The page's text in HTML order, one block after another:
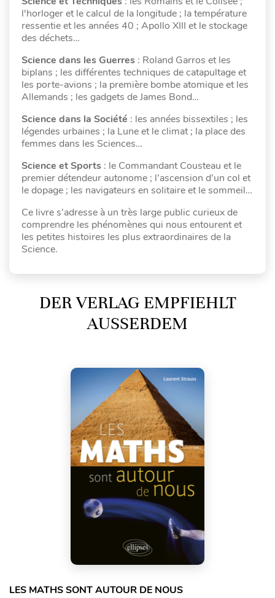
l'horloger et le calcul de la longitude ; la température
ressentie et les années 40 ; Apollo XIII et le stockage
des déchets…
Science dans les Guerres : Roland Garros et les
biplans ; les différentes techniques de catapultage et
les porte-avions ; la première bombe atomique et les
Allemands ; les gadgets de James Bond…
Science dans la Société : les années bissextiles ; les
légendes urbaines ; la Lune et le climat ; la place des
femmes dans les Sciences…
Science et Sports : le Commandant Cousteau et le
premier détendeur autonome ; l’ascension d’un col et
le dopage ; les navigateurs en solitaire et le sommeil…
Ce livre s’adresse à un très large public curieux de
comprendre les phénomènes qui nous entourent et
les petites histoires les plus extraordinaires de la
Science.
DER VERLAG EMPFIEHLT
AUSSERDEM
LES MATHS SONT AUTOUR DE NOUS